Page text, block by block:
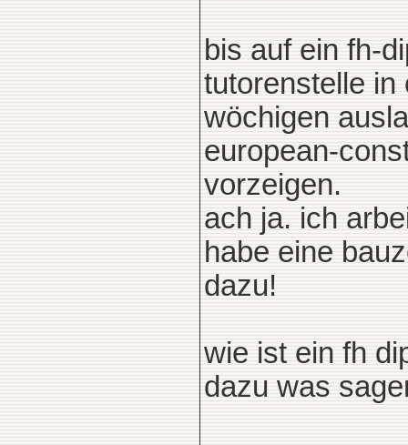
bis auf ein fh-
tutorenstelle in
wöchigen
european-
vorzeigen.
ach ja. ich
habe eine
dazu!
wie ist ein fh
dazu was